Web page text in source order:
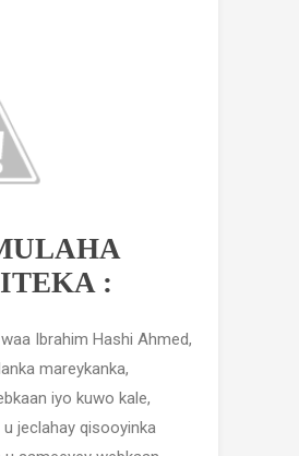
:
Ibrahim Hashi Ahmed,
mareykanka,
iyo kuwo kale,
jeclahay qisooyinka